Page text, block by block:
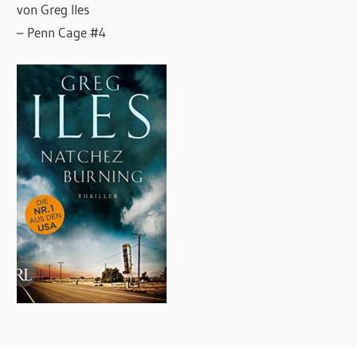
von Greg Iles
– Penn Cage #4